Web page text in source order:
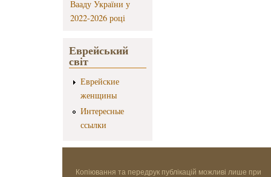
Вааду України у
2022-2026 році
Еврейський
світ
Еврейские
женщины
Интересные
ссылки
Копіювання та передрук публікацій можливі лише при